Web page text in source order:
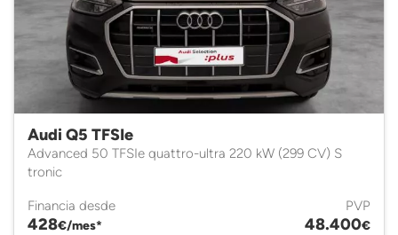
Audi Q5 TFSIe
Advanced 50 TFSIe quattro-ultra 220 kW (299 CV) S
tronic
Financia desde
428€/mes*
PVP
48.400€